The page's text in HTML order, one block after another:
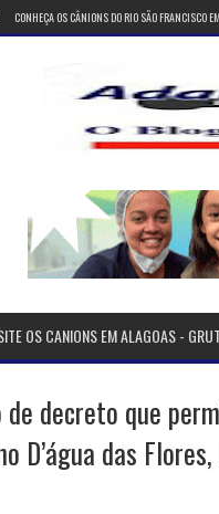
CONHEÇA OS CÂNIONS DO RIO SÃO FRANCISCO
OS CANIONS EM ALAGOAS -
de decreto que
D’água das